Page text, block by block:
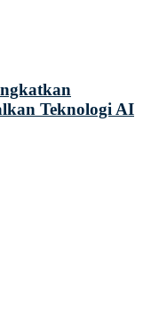
Teknologi AI